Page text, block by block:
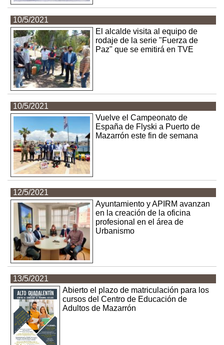
10/5/2021
El alcalde visita al equipo de
rodaje de la serie "Fuerza de
Paz" que se emitirá en TVE
10/5/2021
Vuelve el Campeonato de
España de Flyski a Puerto de
Mazarrón este fin de semana
12/5/2021
Ayuntamiento y APIRM avanzan
en la creación de la oficina
profesional en el área de
Urbanismo
13/5/2021
Abierto el plazo de matriculación para los
cursos del Centro de Educación de
Adultos de Mazarrón